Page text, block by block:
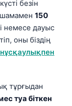
безін
150
немесе дауыс
оны біздің
тұрғыдан
туа біткен